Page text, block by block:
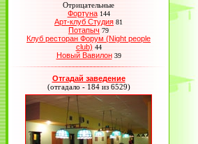
Отрицательные
Фортуна 144
Арт-клуб Студия 81
Потапыч 79
Клуб ресторан Форум (Night people
club) 44
Новый Вавилон 39
Отгадай заведение
(отгадало - 184 из 6529)